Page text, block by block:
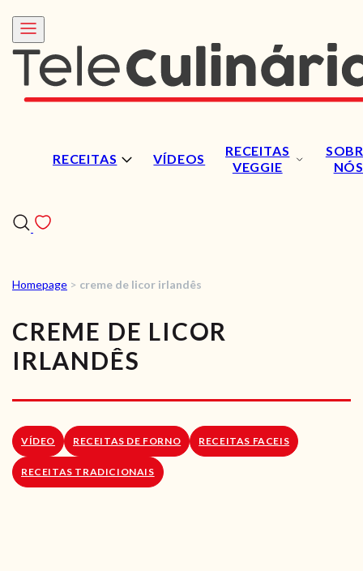
RECEITAS VÍDEOS
RECEITAS
VEGGIE
NÓS
RECEITAS
VÍDEOS
LOJA ONLINE
Homepage > creme de licor irlandês
CREME DE LICOR
IRLANDÊS
VÍDEO RECEITAS DE FORNO RECEITAS FACEIS
RECEITAS TRADICIONAIS